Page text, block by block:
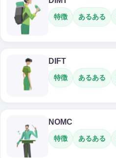
特徴 あるある
DIFT
特徴 あるある
NOMC
特徴 あるある